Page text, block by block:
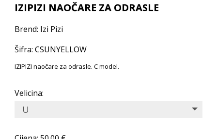
IZIPIZI NAOČARE ZA ODRASLE
Brend: Izi Pizi
Šifra: CSUNYELLOW
IZIPIZI naočare za odrasle. C model.
Velicina:
U